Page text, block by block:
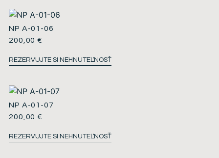
NP A-01-06
200,00€
REZERVUJTE SI NEHNUTEĽNOSŤ
NP A-01-07
200,00€
REZERVUJTE SI NEHNUTEĽNOSŤ